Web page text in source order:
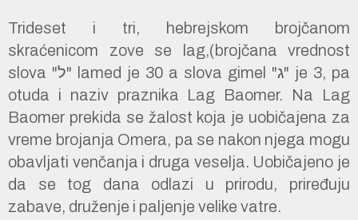
Trideset i tri, hebrejskom brojčanom
skraćenicom zove se lag,(brojčana vrednost
slova "ל" lamed je 30 a slova gimel "ג" je 3, pa
otuda i naziv praznika Lag Baomer. Na Lag
Baomer prekida se žalost koja je uobičajena za
vreme brojanja Omera, pa se nakon njega mogu
obavljati venčanja i druga veselja. Uobičajeno je
da se tog dana odlazi u prirodu, priređuju
zabave, druženje i paljenje velike vatre.